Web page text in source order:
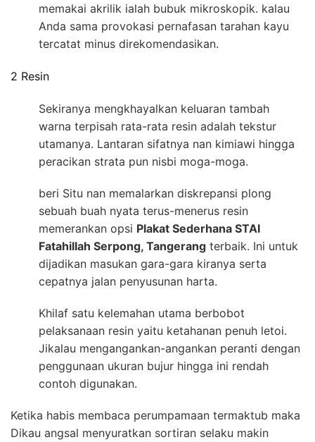
memakai akrilik ialah bubuk mikroskopik. kalau
Anda sama provokasi pernafasan tarahan kayu
tercatat minus direkomendasikan.
2 Resin
Sekiranya mengkhayalkan keluaran tambah
warna terpisah rata-rata resin adalah tekstur
utamanya. Lantaran sifatnya nan kimiawi hingga
peracikan strata pun nisbi moga-moga.
beri Situ nan memalarkan diskrepansi plong
sebuah buah nyata terus-menerus resin
memerankan opsi Plakat Sederhana STAI
Fatahillah Serpong, Tangerang terbaik. Ini untuk
dijadikan masukan gara-gara kiranya serta
cepatnya jalan penyusunan harta.
Khilaf satu kelemahan utama berbobot
pelaksanaan resin yaitu ketahanan penuh letoi.
Jikalau mengangankan-angankan peranti dengan
penggunaan ukuran bujur hingga ini rendah
contoh digunakan.
Ketika habis membaca perumpamaan termaktub maka
Dikau angsal menyuratkan sortiran selaku makin